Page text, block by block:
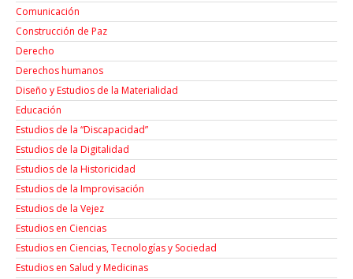
Comunicación
Construcción de Paz
Derecho
Derechos humanos
Diseño y Estudios de la Materialidad
Educación
Estudios de la “Discapacidad”
Estudios de la Digitalidad
Estudios de la Historicidad
Estudios de la Improvisación
Estudios de la Vejez
Estudios en Ciencias
Estudios en Ciencias, Tecnologías y Sociedad
Estudios en Salud y Medicinas